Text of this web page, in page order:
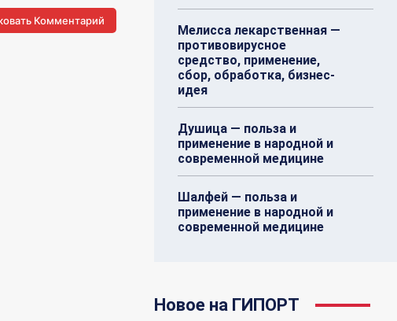
Мелисса лекарственная —
противовирусное
средство, применение,
сбор, обработка, бизнес-
идея
Душица — польза и
применение в народной и
современной медицине
Шалфей — польза и
применение в народной и
современной медицине
Новое на ГИПОРТ